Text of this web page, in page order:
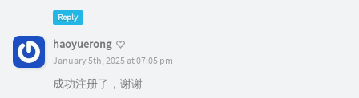
Reply
haoyuerong
January 5th, 2025 at 07:05 pm
成功注册了，谢谢